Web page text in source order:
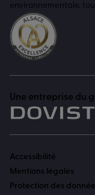
environnementale,
Une entreprise du
Accessibilité
Mentions légales
Protection des